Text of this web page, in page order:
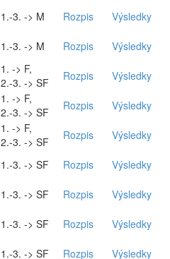
1.-3. -> M Rozpis Výsledky
1.-3. -> M Rozpis Výsledky
1. -> F,
2.-3. -> SF
Rozpis Výsledky
1. -> F,
2.-3. -> SF
Rozpis Výsledky
1. -> F,
2.-3. -> SF
Rozpis Výsledky
1.-3. -> SF Rozpis Výsledky
1.-3. -> SF Rozpis Výsledky
1.-3. -> SF Rozpis Výsledky
1.-3. -> SF Rozpis Výsledky